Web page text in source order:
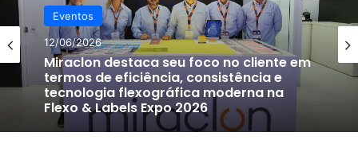
Eventos
12/06/2026
Miraclon destaca seu foco no cliente em
termos de eficiência, consistência e
tecnologia flexográfica moderna na
Flexo & Labels Expo 2026